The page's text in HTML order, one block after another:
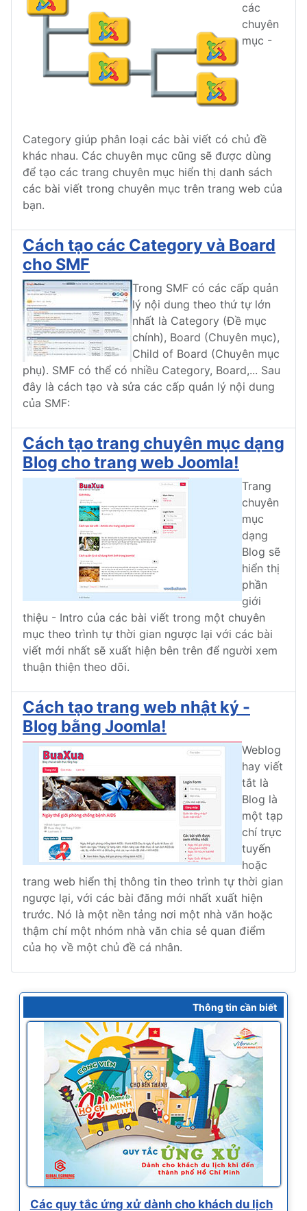
các
chuyên
mục -
Category giúp phân loại các bài viết có chủ đề
khác nhau. Các chuyên mục cũng sẽ được dùng
để tạo các trang chuyên mục hiển thị danh sách
các bài viết trong chuyên mục trên trang web của
bạn.
Cách tạo các Category và Board
cho SMF
Trong SMF có các cấp quản
lý nội dung theo thứ tự lớn
nhất là Category (Đề mục
chính), Board (Chuyên mục),
Child of Board (Chuyên mục
phụ). SMF có thể có nhiều Category, Board,... Sau
đây là cách tạo và sửa các cấp quản lý nội dung
của SMF:
Cách tạo trang chuyên mục dạng
Blog cho trang web Joomla!
Trang
chuyên
mục
dạng
Blog sẽ
hiển thị
phần
giới
thiệu - Intro của các bài viết trong một chuyên
mục theo trình tự thời gian ngược lại với các bài
viết mới nhất sẽ xuất hiện bên trên để người xem
thuận thiện theo dõi.
Cách tạo trang web nhật ký -
Blog bằng Joomla!
Weblog
hay viết
tắt là
Blog là
một tạp
chí trực
tuyến
hoặc
trang web hiển thị thông tin theo trình tự thời gian
ngược lại, với các bài đăng mới nhất xuất hiện
trước. Nó là một nền tảng nơi một nhà văn hoặc
thậm chí một nhóm nhà văn chia sẻ quan điểm
của họ về một chủ đề cá nhân.
Thông tin cần biết
Các quy tắc ứng xử dành cho khách du lịch